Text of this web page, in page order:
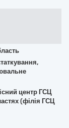
центр ГСЦ
(філія ГСЦ